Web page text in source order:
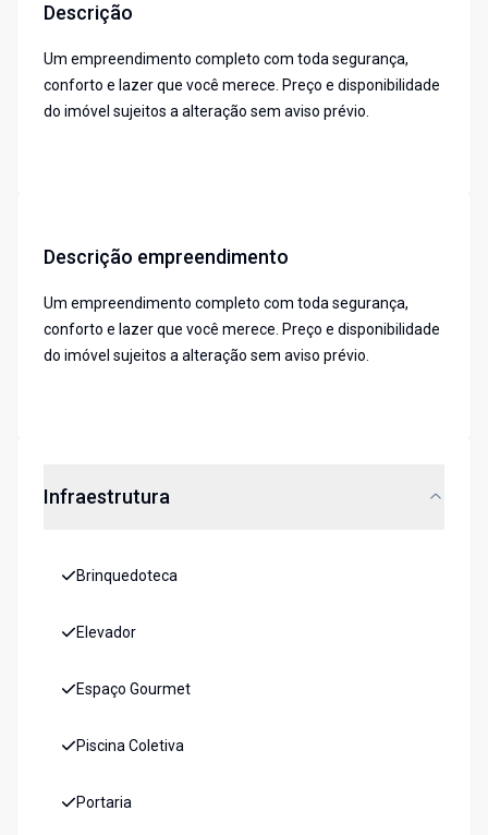
Descrição
Um empreendimento completo com toda segurança,
conforto e lazer que você merece. Preço e disponibilidade
do imóvel sujeitos a alteração sem aviso prévio.
Descrição empreendimento
Um empreendimento completo com toda segurança,
conforto e lazer que você merece. Preço e disponibilidade
do imóvel sujeitos a alteração sem aviso prévio.
Infraestrutura
Brinquedoteca
Elevador
Espaço Gourmet
Piscina Coletiva
Portaria